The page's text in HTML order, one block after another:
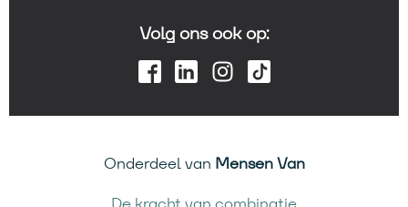
Volg ons ook op:
Onderdeel van Mensen Van